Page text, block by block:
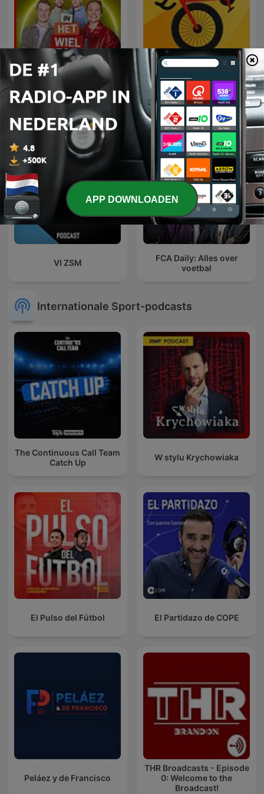
In Het Wiel NOS Wielerpodcast
VI ZSM
FCA Daily: Alles over
voetbal
Internationale Sport-podcasts
The Continuous Call Team
Catch Up
W stylu Krychowiaka
El Pulso del Fútbol El Partidazo de COPE
Peláez y de Francisco
THR Broadcasts - Episode
0: Welcome to the
Broadcast!
APP DOWNLOADEN